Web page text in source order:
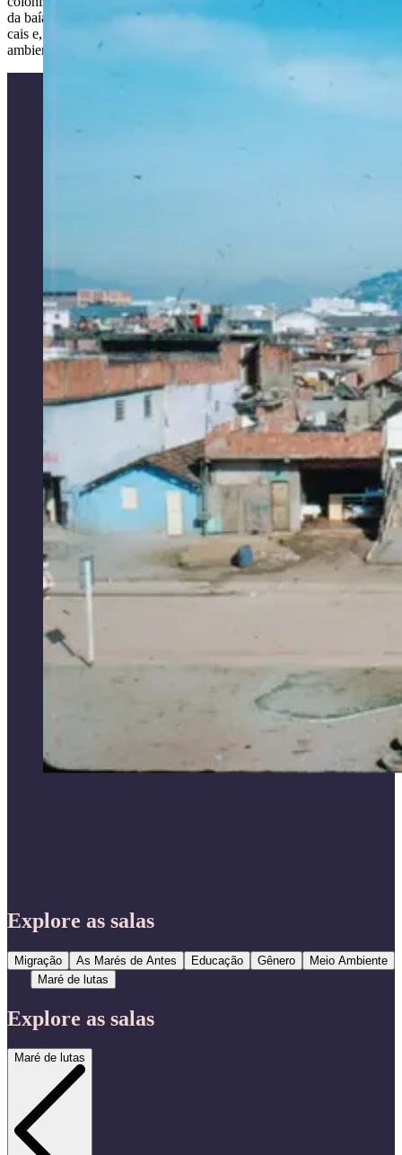
da baía e sua natureza exuberante, aldeias de pescadores, fazendas,
cais e, a partir do século XX, cada vez mais constantes, os danos
ambientais na região.
Explore as salas
Migração As Marés de Antes Educação Gênero
Meio Ambiente
Maré de lutas
Explore as salas
Maré de lutas